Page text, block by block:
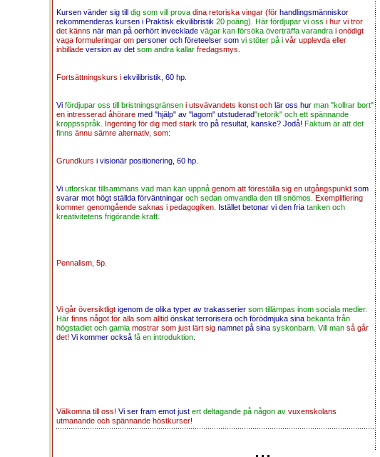
Kursen vänder sig till dig som vill prova dina retoriska vingar (för handlingsmänniskor
rekommenderas kursen i Praktisk ekvilibristik 20 poäng). Här fördjupar vi oss i hur vi tror
det känns när man på oerhört invecklade vägar kan försöka överträffa varandra i onödigt
vaga formuleringar om personer och företeelser som vi stöter på i vår upplevda eller
inbillade version av det som andra kallar fredagsmys.
Fortsättningskurs i ekvilibristik, 60 hp.
Vi fördjupar oss till bristningsgränsen i utsvävandets konst och lär oss hur man "kollrar bort"
en intresserad åhörare med "hjälp" av "lagom" utstuderad"retorik" och ett spännande
kroppsspråk.
Ingenting för dig med stark tro på resultat, kanske? Jodå! Faktum är att det
finns ännu sämre alternativ, som:
Grundkurs i visionär positionering, 60 hp.
Vi utforskar tillsammans vad man kan uppnå genom att föreställa sig en utgångspunkt som
svarar mot högt ställda förväntningar och sedan omvandla den till snömos. Exemplifiering
kommer genomgående saknas i pedagogiken. Istället betonar vi den fria tanken och
kreativitetens frigörande kraft.
Pennalism, 5p.
Vi går översiktligt igenom de olika typer av trakasserier som tillämpas inom sociala medier.
Här finns något för alla som alltid önskat terrorisera och förödmjuka sina bekanta från
högstadiet och gamla mostrar som just lärt sig namnet på sina syskonbarn. Vill man så går
det! Vi kommer också få en introduktion
Välkomna till oss! Vi ser fram emot just ert deltagande på någon av vuxenskolans
utmanande och spännande höstkurser!